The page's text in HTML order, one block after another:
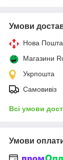
Умови
Нова Пошта
Магазини
Укрпошта
Самовивіз
Всі умови
Умови